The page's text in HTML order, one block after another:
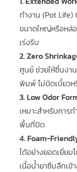
ทำงาน (Pot Life)
ขนาดใหญ่หรือหล่อ
เร่งรีบ
2. Zero
ศูนย์ ช่วยให้ชิ้นง
พิมพ์ ไม่บิดเบี้ยวห
3. Low Odor
เหมาะสำหรับการ
พื้นที่ปิด
4. Foam-
ได้อย่างยอดเยี่ยม
เนื้อน้ำยาซึมลึกเข้